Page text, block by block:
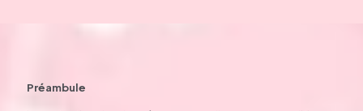
Préambule